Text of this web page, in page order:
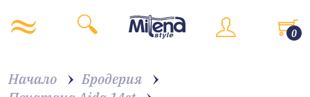
0
Начало
Бродерия